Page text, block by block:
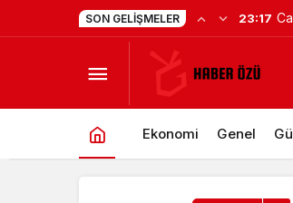
SON GELIŞMELER 17:07
Ekonomi Genel
Ceyda Kasabalı ve